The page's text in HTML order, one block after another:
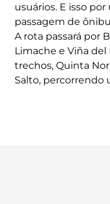
usuários. E isso
passagem de
A rota passará por
Limache e Viña del
trechos, Quinta
Salto, percorrendo